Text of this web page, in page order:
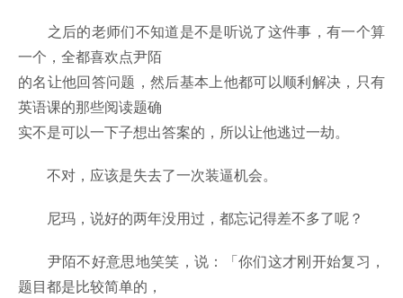
之后的老师们不知道是不是听说了这件事，有一个算
一个，全都喜欢点尹陌
的名让他回答问题，然后基本上他都可以顺利解决，只有
英语课的那些阅读题确
实不是可以一下子想出答案的，所以让他逃过一劫。
不对，应该是失去了一次装逼机会。
尼玛，说好的两年没用过，都忘记得差不多了呢？
尹陌不好意思地笑笑，说：「你们这才刚开始复习，
题目都是比较简单的，